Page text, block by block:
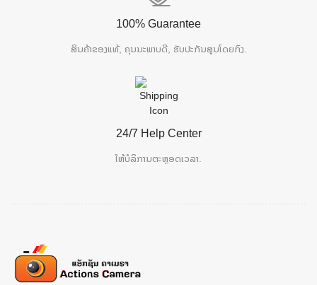
100% Guarantee
ສິນຄ້າຂອງແທ້, ຄຸນນະພາບດີ, ຮັບປະກັນສູນໂດຍກົງ.
24/7 Help Center
ໃຫ້ບໍລິການຕະຫຼອດເວລາ.